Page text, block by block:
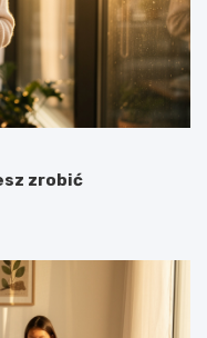
zrobić